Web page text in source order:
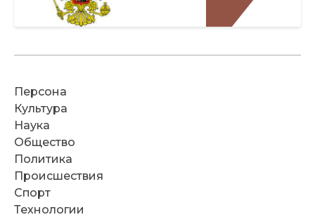
Персона
Культура
Наука
Общество
Политика
Происшествия
Спорт
Технологии